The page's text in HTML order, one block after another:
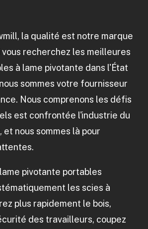
la qualité est notre marque
recherchez les meilleures
à lame pivotante dans l'État
sommes votre fournisseur
Nous comprenons les défis
est confrontée l'industrie du
et nous sommes là pour
pivotante portables
les scies à
plus rapidement le bois,
des travailleurs, coupez